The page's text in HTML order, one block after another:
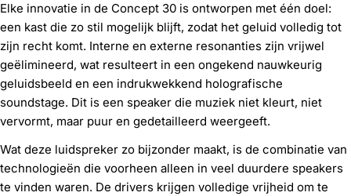
Elke innovatie in de Concept 30 is ontworpen met één doel:
een kast die zo stil mogelijk blijft, zodat het geluid volledig tot
zijn recht komt. Interne en externe resonanties zijn vrijwel
geëlimineerd, wat resulteert in een ongekend nauwkeurig
geluidsbeeld en een indrukwekkend holografische
soundstage. Dit is een speaker die muziek niet kleurt, niet
vervormt, maar puur en gedetailleerd weergeeft.
Wat deze luidspreker zo bijzonder maakt, is de combinatie van
technologieën die voorheen alleen in veel duurdere speakers
te vinden waren. De drivers krijgen volledige vrijheid om te